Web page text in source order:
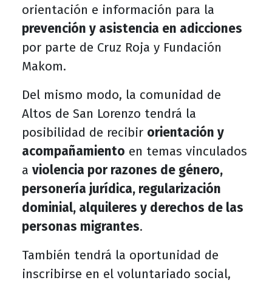
orientación e información para la
prevención y asistencia en adicciones
por parte de Cruz Roja y Fundación
Makom.
Del mismo modo, la comunidad de
Altos de San Lorenzo tendrá la
posibilidad de recibir orientación y
acompañamiento en temas vinculados
a violencia por razones de género,
personería jurídica, regularización
dominial, alquileres y derechos de las
personas migrantes.
También tendrá la oportunidad de
inscribirse en el voluntariado social,